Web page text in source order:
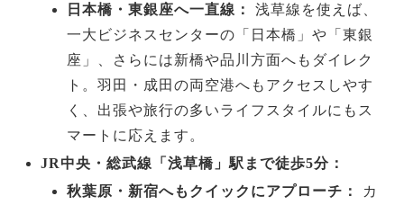
日本橋・東銀座へ一直線：
浅草線を使えば、
一大ビジネスセンターの「日本橋」や「東銀
座」、さらには新橋や品川方面へもダイレク
ト。羽田・成田の両空港へもアクセスしやす
く、出張や旅行の多いライフスタイルにもス
マートに応えます。
JR中央・総武線「浅草橋」駅まで徒歩5分：
秋葉原・新宿へもクイックにアプローチ：
カ